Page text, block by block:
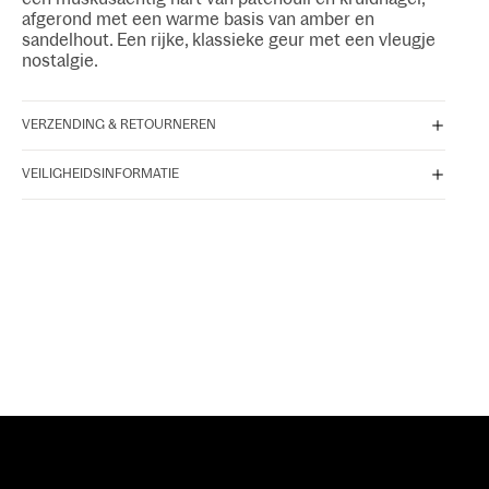
afgerond met een warme basis van amber en
sandelhout. Een rijke, klassieke geur met een vleugje
nostalgie.
VERZENDING & RETOURNEREN
VEILIGHEIDSINFORMATIE